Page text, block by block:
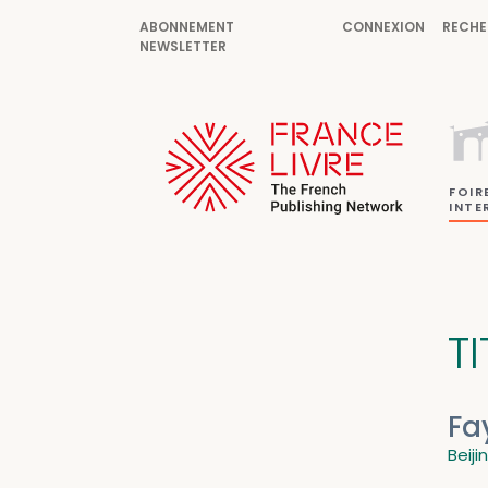
ABONNEMENT
NEWSLETTER
CONNEXION